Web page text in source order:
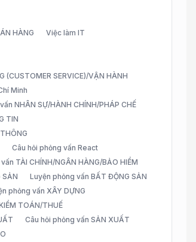
HÀNG
Việc làm IT
(CUSTOMER SERVICE)/VẬN HÀNH
Minh
NHÂN SỰ/HÀNH CHÍNH/PHÁP CHẾ
TIN
Câu hỏi phỏng vấn React
TÀI CHÍNH/NGÂN HÀNG/BẢO HIỂM
SẢN
Luyện phỏng vấn BẤT ĐỘNG SẢN
phỏng vấn XÂY DỰNG
TOÁN/THUẾ
Câu hỏi phỏng vấn SẢN XUẤT